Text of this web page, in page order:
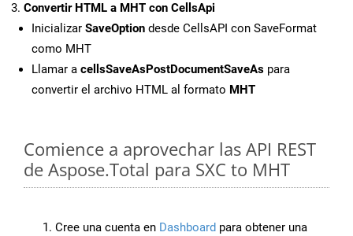
Convertir HTML a MHT con CellsApi
Inicializar SaveOption desde CellsAPI con SaveFormat
como MHT
Llamar a cellsSaveAsPostDocumentSaveAs para
convertir el archivo HTML al formato MHT
Comience a aprovechar las API REST
de Aspose.Total para SXC to MHT
Cree una cuenta en Dashboard para obtener una